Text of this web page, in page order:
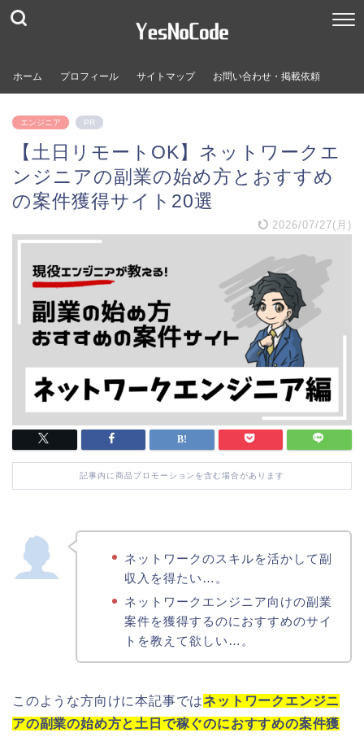
ホーム プロフィール サイトマップ お問い合わせ・掲載依頼
エンジニア PR
【土日リモートOK】ネットワークエ
ンジニアの副業の始め方とおすすめ
の案件獲得サイト20選
2026/07/27(月)
記事内に商品プロモーションを含む場合があります
ネットワークのスキルを活かして副
収入を得たい…。
ネットワークエンジニア向けの副業
案件を獲得するのにおすすめのサイ
トを教えて欲しい…。
このような方向けに本記事ではネットワークエンジニ
アの副業の始め方と土日で稼ぐのにおすすめの案件獲